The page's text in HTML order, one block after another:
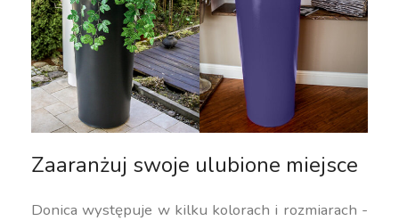
Zaaranżuj swoje ulubione miejsce
Donica występuje w kilku kolorach i rozmiarach -